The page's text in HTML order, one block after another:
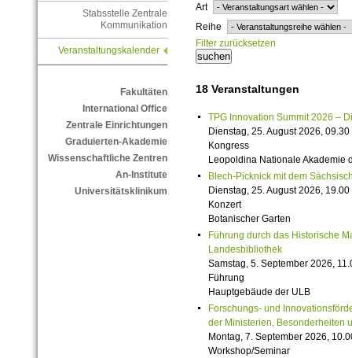
Stabsstelle Zentrale
Kommunikation
Veranstaltungskalender
Fakultäten
International Office
Zentrale Einrichtungen
Graduierten-Akademie
Wissenschaftliche Zentren
An-Institute
Universitätsklinikum
Art
Reihe
Filter zurücksetzen
18 Veranstaltungen
TPG Innovation Summit 2026 –
Dienstag, 25. August 2026,
Kongress
Leopoldina Nationale Akademie
Blech-Picknick mit dem
Dienstag, 25. August 2026,
Konzert
Botanischer Garten
Führung durch das Historische
Landesbibliothek
Samstag, 5. September 2026,
Führung
Hauptgebäude der ULB
Forschungs- und
der Ministerien, Besonderheiten
Montag, 7. September 2026,
Workshop/Seminar